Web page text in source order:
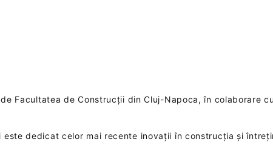
Facultatea de Construcții din Cluj-Napoca, în colaborare
dedicat celor mai recente inovații în construcția și